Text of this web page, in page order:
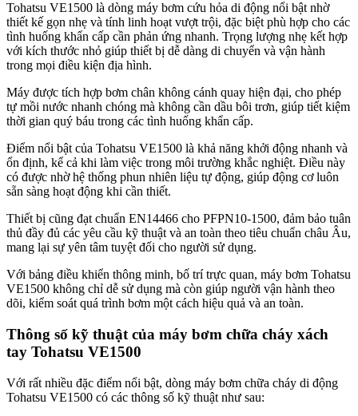
Tohatsu VE1500 là dòng máy bơm cứu hỏa di động nổi bật nhờ
thiết kế gọn nhẹ và tính linh hoạt vượt trội, đặc biệt phù hợp cho các
tình huống khẩn cấp cần phản ứng nhanh. Trọng lượng nhẹ kết hợp
với kích thước nhỏ giúp thiết bị dễ dàng di chuyển và vận hành
trong mọi điều kiện địa hình.
Máy được tích hợp bơm chân không cánh quay hiện đại, cho phép
tự mồi nước nhanh chóng mà không cần dầu bôi trơn, giúp tiết kiệm
thời gian quý báu trong các tình huống khẩn cấp.
Điểm nổi bật của Tohatsu VE1500 là khả năng khởi động nhanh và
ổn định, kể cả khi làm việc trong môi trường khắc nghiệt. Điều này
có được nhờ hệ thống phun nhiên liệu tự động, giúp động cơ luôn
sẵn sàng hoạt động khi cần thiết.
Thiết bị cũng đạt chuẩn EN14466 cho PFPN10-1500, đảm bảo tuân
thủ đầy đủ các yêu cầu kỹ thuật và an toàn theo tiêu chuẩn châu Âu,
mang lại sự yên tâm tuyệt đối cho người sử dụng.
Với bảng điều khiển thông minh, bố trí trực quan, máy bơm Tohatsu
VE1500 không chỉ dễ sử dụng mà còn giúp người vận hành theo
dõi, kiểm soát quá trình bơm một cách hiệu quả và an toàn.
Thông số kỹ thuật của máy bơm chữa cháy xách
tay Tohatsu VE1500
Với rất nhiều đặc điểm nổi bật, dòng máy bơm chữa cháy di động
Tohatsu VE1500 có các thông số kỹ thuật như sau: